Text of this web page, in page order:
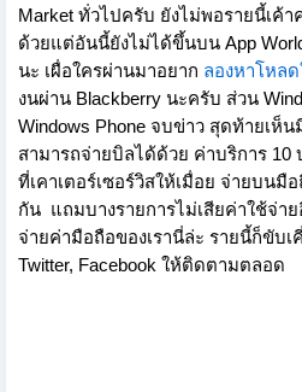
Market ทั่วไปครับ ยังไม่พอรายนี้เค้
ด้วยแต่อันนี้ยังไม่ได้ขึ้นบน App
นะ เผื่อใครผ่านมาอยาก ลองหาโหล
งนผ่าน Blackberry นะครับ ส่วน
Windows Phone จบข่าว สุดท้ายเห็
สามารถจ่ายบิลได้ด้วย ค่าบริการ
ที่เคาเตอร์เซอร์วิสให้เมื่อย จ่ายบนมื
กัน แถมบางรายการไม่เสียค่าใช้จ่า
จ่ายค่ามือถือของเรานี่ล่ะ รายนี้ก็ขับ
Twitter, Facebook ให้ติดตามตลอด